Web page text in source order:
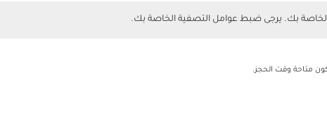
بك. يرجى ضبط عوامل التصفية الخاصة بك.